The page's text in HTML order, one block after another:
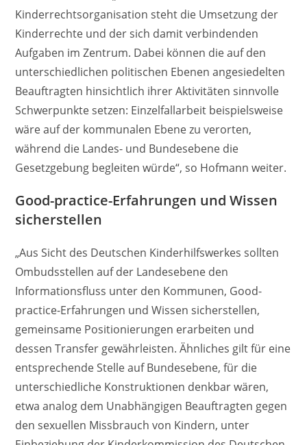
Kinderrechtsorganisation steht die Umsetzung der
Kinderrechte und der sich damit verbindenden
Aufgaben im Zentrum. Dabei können die auf den
unterschiedlichen politischen Ebenen angesiedelten
Beauftragten hinsichtlich ihrer Aktivitäten sinnvolle
Schwerpunkte setzen: Einzelfallarbeit beispielsweise
wäre auf der kommunalen Ebene zu verorten,
während die Landes- und Bundesebene die
Gesetzgebung begleiten würde“, so Hofmann weiter.
Good-practice-Erfahrungen und Wissen
sicherstellen
„Aus Sicht des Deutschen Kinderhilfswerkes sollten
Ombudsstellen auf der Landesebene den
Informationsfluss unter den Kommunen, Good-
practice-Erfahrungen und Wissen sicherstellen,
gemeinsame Positionierungen erarbeiten und
dessen Transfer gewährleisten. Ähnliches gilt für eine
entsprechende Stelle auf Bundesebene, für die
unterschiedliche Konstruktionen denkbar wären,
etwa analog dem Unabhängigen Beauftragten gegen
den sexuellen Missbrauch von Kindern, unter